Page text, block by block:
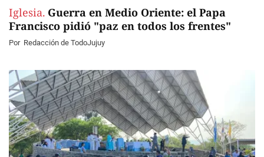
Iglesia. Guerra en Medio Oriente: el Papa
Francisco pidió "paz en todos los frentes"
Por Redacción de TodoJujuy